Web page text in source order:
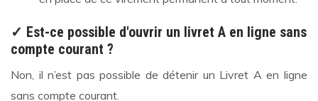
✓ Est-ce possible d'ouvrir un livret A en ligne sans
compte courant ?
Non, il n’est pas possible de détenir un Livret A en ligne
sans compte courant.